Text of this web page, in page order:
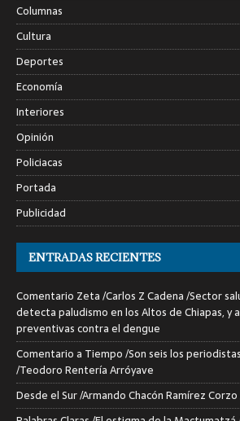
Columnas
Cultura
Deportes
Economía
Interiores
Opinión
Policiacas
Portada
Publicidad
ENTRADAS RECIENTES
Comentario Zeta /Carlos Z Cadena /Sector
detecta paludismo en los Altos de Chiapas, y
preventivas contra el dengue
Comentario a Tiempo /Son seis los
/Teodoro Rentería Arróyave
Desde el Sur /Armando Chacón Ramírez